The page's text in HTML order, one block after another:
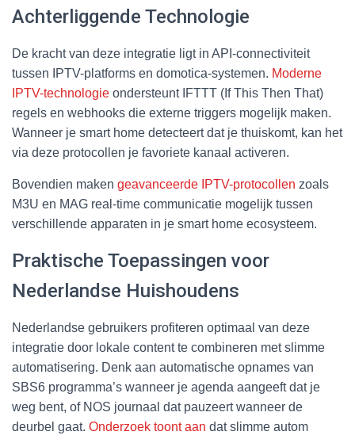
Achterliggende Technologie
De kracht van deze integratie ligt in API-connectiviteit
tussen IPTV-platforms en domotica-systemen. Moderne
IPTV-technologie ondersteunt IFTTT (If This Then That)
regels en webhooks die externe triggers mogelijk maken.
Wanneer je smart home detecteert dat je thuiskomt, kan het
via deze protocollen je favoriete kanaal activeren.
Bovendien maken geavanceerde IPTV-protocollen zoals
M3U en MAG real-time communicatie mogelijk tussen
verschillende apparaten in je smart home ecosysteem.
Praktische Toepassingen voor
Nederlandse Huishoudens
Nederlandse gebruikers profiteren optimaal van deze
integratie door lokale content te combineren met slimme
automatisering. Denk aan automatische opnames van
SBS6 programma’s wanneer je agenda aangeeft dat je
weg bent, of NOS journaal dat pauzeert wanneer de
deurbel gaat. Onderzoek toont aan dat slimme autom